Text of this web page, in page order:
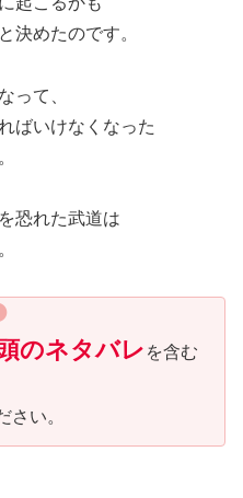
決めたのです。
って、
ばいけなくなった
恐れた武道は
のネタバレ を含む
さい。